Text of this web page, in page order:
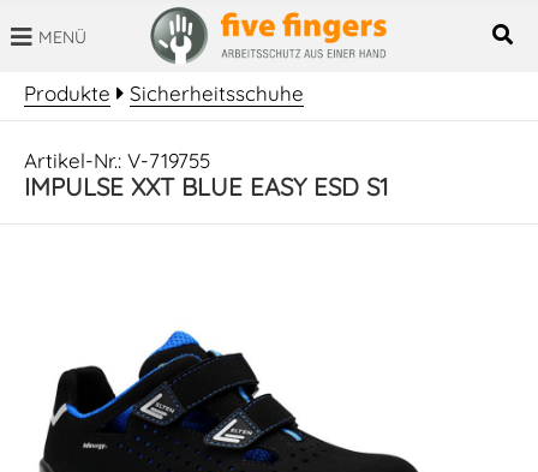
SUCHBEGRIFF
MENÜ
Produkte Sicherheitsschuhe
Artikel-Nr.: V-719755
IMPULSE XXT BLUE EASY ESD S1